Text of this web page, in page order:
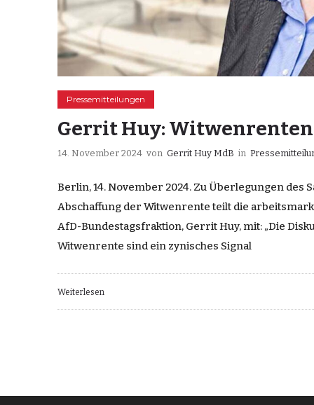
Pressemitteilungen
Gerrit Huy:
14. November 2024 von Gerrit Huy MdB in
Berlin, 14. November 2024. Zu Überlegungen des
Abschaffung der Witwenrente teilt die
AfD-Bundestagsfraktion, Gerrit Huy, mit: „Die
Witwenrente sind ein zynisches Signal
Weiterlesen